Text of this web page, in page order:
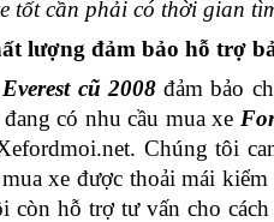
tốt cần phải có thời gian
lượng đảm bảo hỗ trợ
cũ 2008 đảm bảo
có nhu cầu mua xe
Chúng tôi
xe được thoải mái
còn hỗ trợ tư vấn cho